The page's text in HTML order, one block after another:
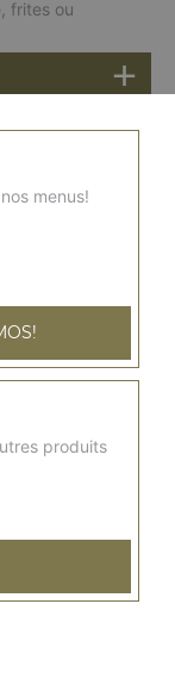
frites ou
menus!
produits